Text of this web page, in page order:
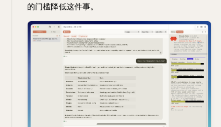
的门槛降低这件事。